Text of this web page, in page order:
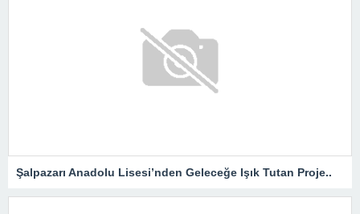
Şalpazarı Anadolu Lisesi’nden Geleceğe Işık Tutan Proje..